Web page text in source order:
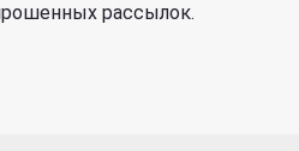
рассылок.